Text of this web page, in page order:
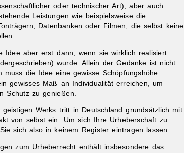
oder technischer Art) , aber auch
Leistungen wie beispielsweise die
Datenbanken oder Filmen , die selbst keine
Idee aber erst dann, wenn sie wirklich realisiert
wurde. Allein der Gedanke ist nicht
muss die Idee eine gewisse Schöpfungshöhe
gewisses Maß an Individualität erreichen, um
Schutz zu genießen.
geistigen Werks tritt in Deutschland grundsätzlich mit
von selbst ein. Um sich Ihre Urheberschaft zu
sich also in keinem Register eintragen lassen.
zum Urheberrecht enthält insbesondere das